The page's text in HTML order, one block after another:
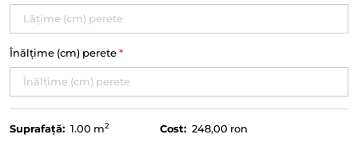
Înălțime (cm) perete *
Suprafață: 1.00 m2 Cost: 248,00 ron